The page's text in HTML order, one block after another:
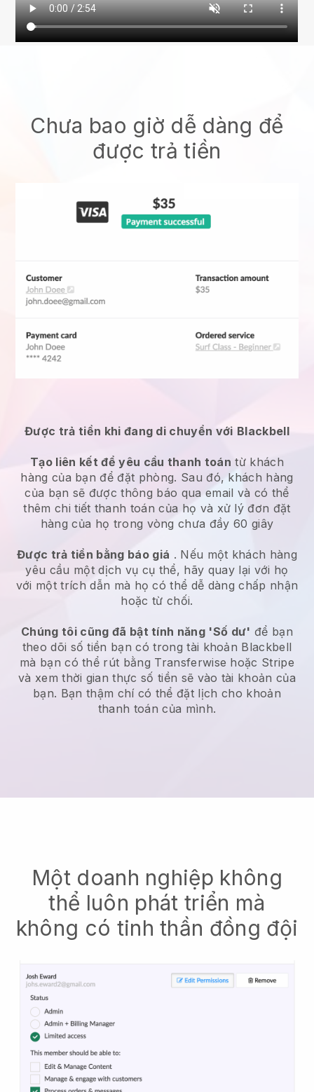
Chưa bao giờ dễ dàng để
được trả tiền
Được trả tiền khi đang di chuyển với Blackbell
Tạo liên kết để yêu cầu thanh toán từ khách
hàng của bạn để đặt phòng. Sau đó, khách hàng
của bạn sẽ được thông báo qua email và có thể
thêm chi tiết thanh toán của họ và xử lý đơn đặt
hàng của họ trong vòng chưa đầy 60 giây
Được trả tiền bằng báo giá . Nếu một khách hàng
yêu cầu một dịch vụ cụ thể, hãy quay lại với họ
với một trích dẫn mà họ có thể dễ dàng chấp nhận
hoặc từ chối.
Chúng tôi cũng đã bật tính năng 'Số dư' để bạn
theo dõi số tiền bạn có trong tài khoản Blackbell
mà bạn có thể rút bằng Transferwise hoặc Stripe
và xem thời gian thực số tiền sẽ vào tài khoản của
bạn. Bạn thậm chí có thể đặt lịch cho khoản
thanh toán của mình.
Một doanh nghiệp không
thể luôn phát triển mà
không có tinh thần đồng đội